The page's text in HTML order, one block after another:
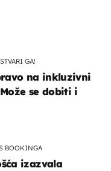
GA!
na inkluzivni
se dobiti i
BOOKINGA
izazvala